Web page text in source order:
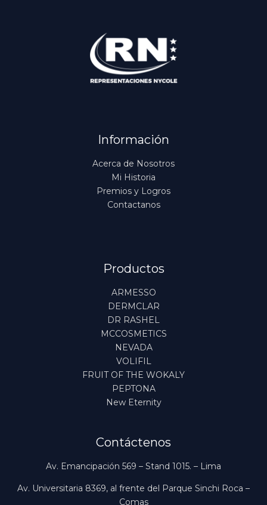
Información
Acerca de Nosotros
Mi Historia
Premios y Logros
Contactanos
Productos
ARMESSO
DERMCLAR
DR RASHEL
MCCOSMETICS
NEVADA
VOLIFIL
FRUIT OF THE WOKALY
PEPTONA
New Eternity
Contáctenos
Av. Emancipación 569 – Stand 1015. – Lima
Av. Universitaria 8369, al frente del Parque Sinchi Roca –
Comas